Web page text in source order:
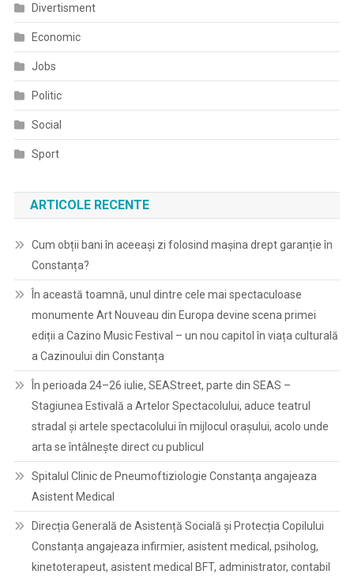
Divertisment
Economic
Jobs
Politic
Social
Sport
ARTICOLE RECENTE
Cum obții bani în aceeași zi folosind mașina drept garanție în
Constanța?
În această toamnă, unul dintre cele mai spectaculoase
monumente Art Nouveau din Europa devine scena primei
ediții a Cazino Music Festival – un nou capitol în viața culturală
a Cazinoului din Constanța
În perioada 24–26 iulie, SEAStreet, parte din SEAS –
Stagiunea Estivală a Artelor Spectacolului, aduce teatrul
stradal și artele spectacolului în mijlocul orașului, acolo unde
arta se întâlnește direct cu publicul
Spitalul Clinic de Pneumoftiziologie Constanţa angajeaza
Asistent Medical
Direcția Generală de Asistență Socială și Protecția Copilului
Constanța angajeaza infirmier, asistent medical, psiholog,
kinetoterapeut, asistent medical BFT, administrator, contabil